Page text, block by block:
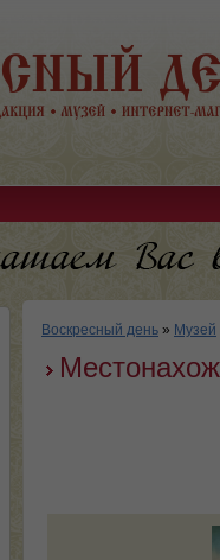
Воскресный день » Музей